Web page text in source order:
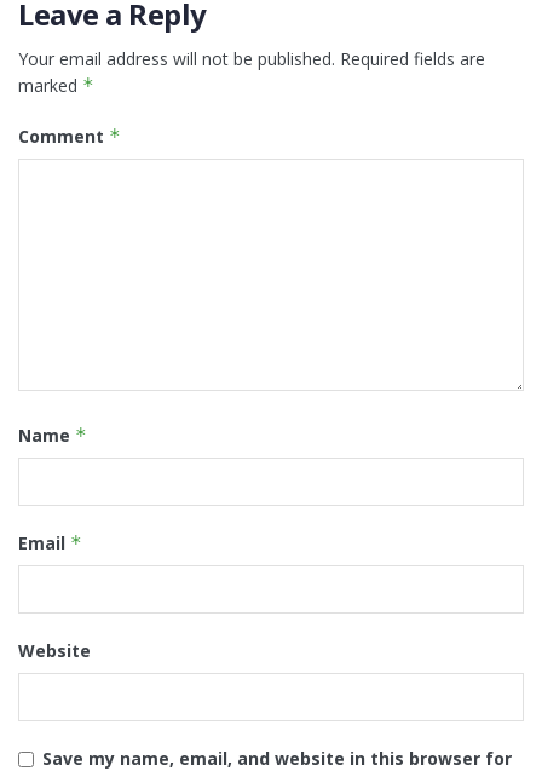
Leave a Reply
Your email address will not be published. Required fields are
marked *
Comment *
Name *
Email *
Website
Save my name, email, and website in this browser for